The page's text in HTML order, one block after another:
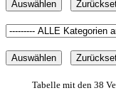
Tabelle mit den 38